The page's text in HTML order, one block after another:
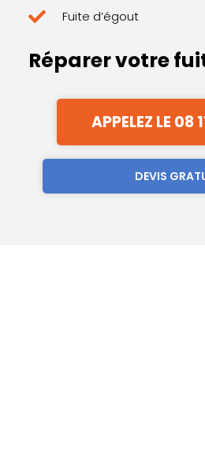
Fuite d’égout
Réparer votre
APPELEZ LE 08
DEVIS